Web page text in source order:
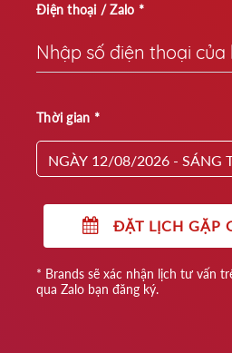
Điện thoại / Zalo *
Thời gian *
NGÀY 12/08/2026 - SÁNG
ĐẶT LỊCH GẶP
* Brands sẽ xác nhận lịch tư vấn
qua Zalo bạn đăng ký.